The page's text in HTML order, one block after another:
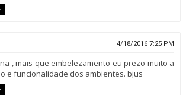
4/18/2016 7:25 PM
, mais que embelezamento eu prezo muito a
e funcionalidade dos ambientes. bjus